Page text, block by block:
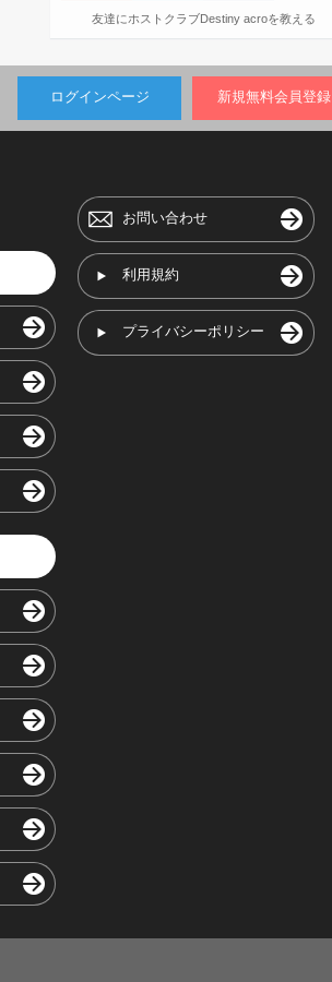
友達にホストクラブDestiny acroを教える
ログインページ 新規無料会員登録
お問い合わせ
利用規約
プライバシーポリシー